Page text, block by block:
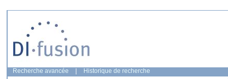
Recherche avancée Historique de recherche